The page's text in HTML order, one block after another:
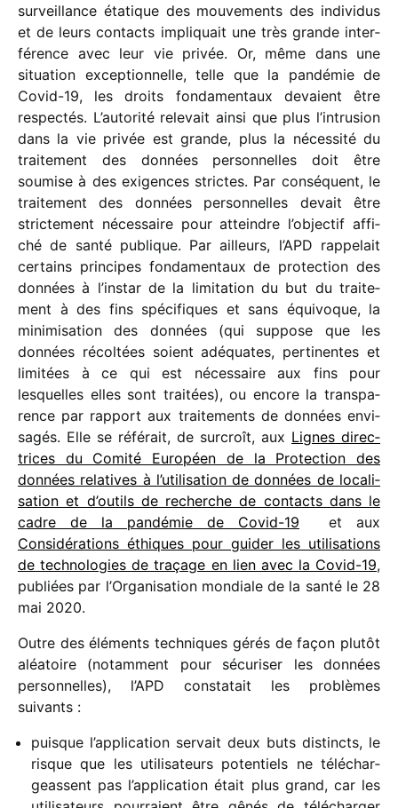
surveillance étatique des mouve­ments des indi­vi­dus
et de leurs contacts impli­quait une très grande inter­
fé­rence avec leur vie privée. Or, même dans une
situa­tion excep­tion­nelle, telle que la pandé­mie de
Covid-19, les droits fonda­men­taux devaient être
respec­tés. L’autorité rele­vait ainsi que plus l’in­tru­sion
dans la vie privée est grande, plus la néces­sité du
trai­te­ment des données person­nelles doit être
soumise à des exigences strictes. Par consé­quent, le
trai­te­ment des données person­nelles devait être
stric­te­ment néces­saire pour atteindre l’ob­jec­tif affi­
ché de santé publique. Par ailleurs, l’APD rappe­lait
certains prin­cipes fonda­men­taux de protec­tion des
données à l’instar de la limi­ta­tion du but du trai­te­
ment à des fins spéci­fiques et sans équi­voque, la
mini­mi­sa­tion des données (qui suppose que les
données récol­tées soient adéquates, perti­nentes et
limi­tées à ce qui est néces­saire aux fins pour
lesquelles elles sont trai­tées), ou encore la trans­pa­
rence par rapport aux trai­te­ments de données envi­
sa­gés. Elle se réfé­rait, de surcroît, aux Lignes direc­
trices du Comité Européen de la Protection des
données rela­tives à l’utilisation de données de loca­li­
sa­tion et d’outils de recherche de contacts dans le
cadre de la pandé­mie de Covid-19 et aux
Considérations éthiques pour guider les utili­sa­tions
de tech­no­lo­gies de traçage en lien avec la Covid-19,
publiées par l’Organisation mondiale de la santé le 28
mai 2020.
Outre des éléments tech­niques gérés de façon plutôt
aléa­toire (notam­ment pour sécu­ri­ser les données
person­nelles), l’APD consta­tait les problèmes
suivants :
puisque l’application servait deux buts distincts, le
risque que les utili­sa­teurs poten­tiels ne télé­char­
geassent pas l’application était plus grand, car les